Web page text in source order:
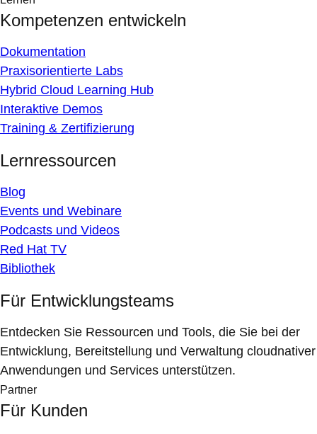
Kompetenzen entwickeln
Dokumentation
Praxisorientierte Labs
Hybrid Cloud Learning Hub
Interaktive Demos
Training & Zertifizierung
Lernressourcen
Blog
Events und Webinare
Podcasts und Videos
Red Hat TV
Bibliothek
Für Entwicklungsteams
Entdecken Sie Ressourcen und Tools, die Sie bei der
Entwicklung, Bereitstellung und Verwaltung cloudnativer
Anwendungen und Services unterstützen.
Partner
Für Kunden